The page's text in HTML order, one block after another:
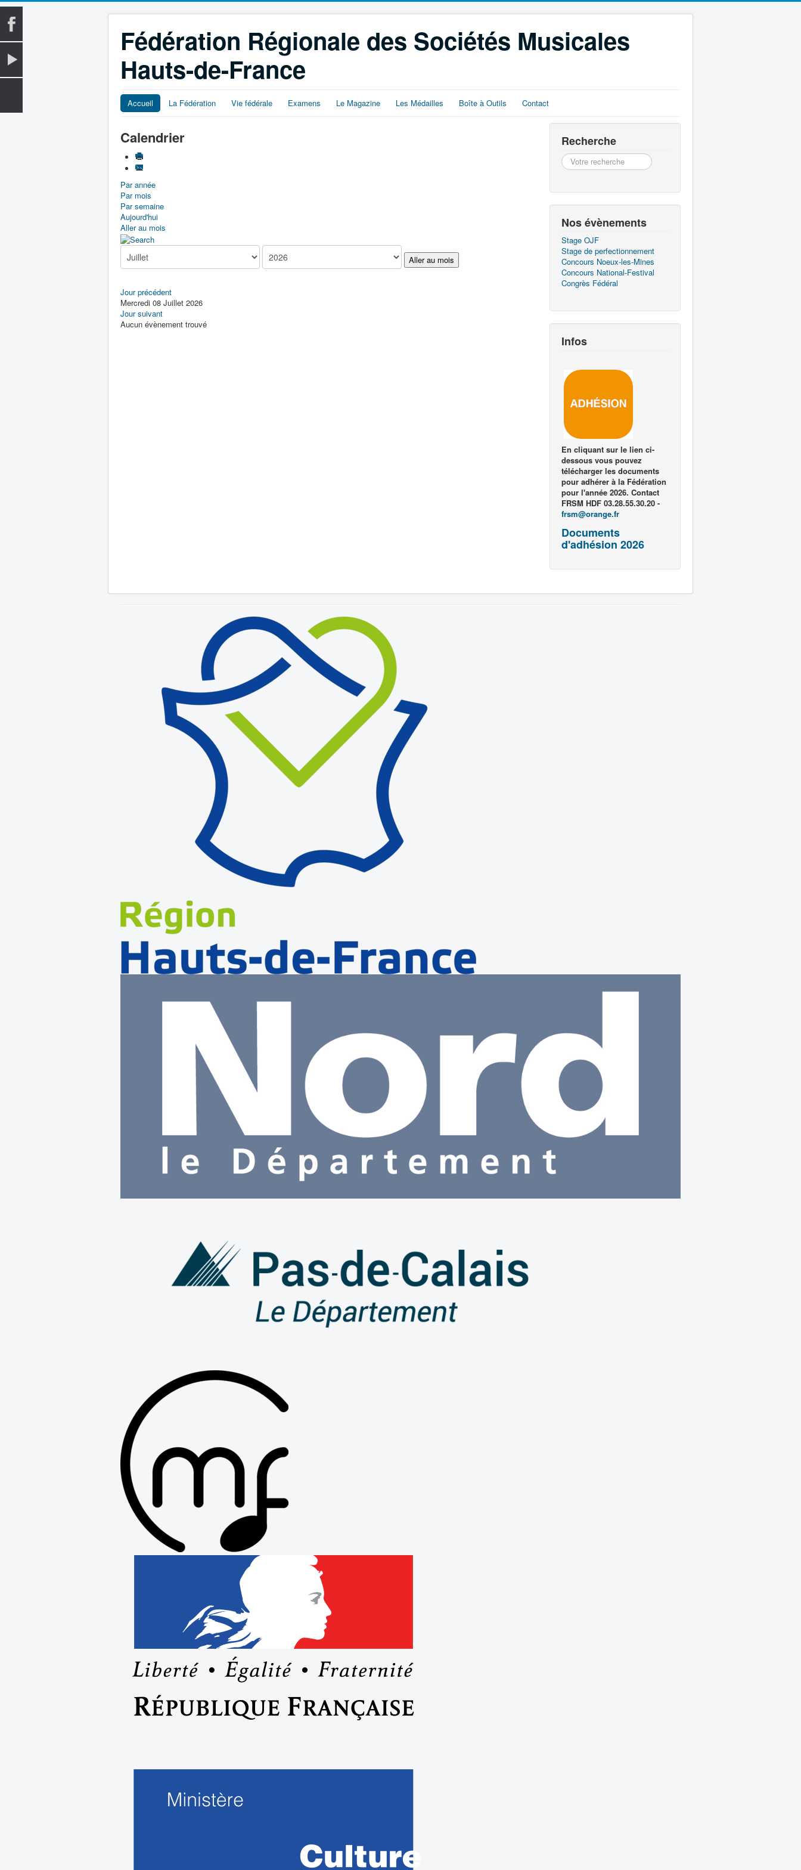
Fédération Régionale des Sociétés Musicales
Hauts-de-France
Accueil La Fédération Vie fédérale Examens Le Magazine Les Médailles Boîte à Outils Contact
Calendrier
Par année
Par mois
Par semaine
Aujourd'hui
Aller au mois
Aller au mois
Jour précédent
Mercredi 08 Juillet 2026
Jour suivant
Aucun évènement trouvé
Recherche
Recherche
Nos évènements
Stage OJF
Stage de perfectionnement
Concours Noeux-les-Mines
Concours National-Festival
Congrès Fédéral
Infos
En cliquant sur le lien ci-
dessous vous pouvez
télécharger les documents
pour adhérer à la Fédération
pour l'année 2026. Contact
FRSM HDF 03.28.55.30.20 -
frsm@orange.fr
Documents
d'adhésion 2026